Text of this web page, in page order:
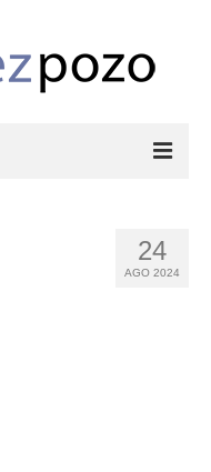
24
AGO 2024